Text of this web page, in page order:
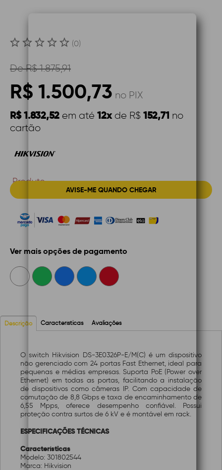
(0)
DeR$ 1.875,91
R$ 1.500,73 no PIX
R$ 1.832,52 em até 12xde R$ 152,71 no
cartão
AVISE-ME QUANDO CHEGAR
Produto
Ver mais opções de pagamento
Descrição Características Avaliações
O switch Hikvision DS-3E0326P-E/M(C) é um dispositivo
não gerenciado com 24 portas Fast Ethernet, ideal para
pequenas e médias empresas. Suporta PoE (Power over
Ethernet) em todas as portas, facilitando a instalação
de dispositivos como câmeras IP. Com capacidade de
comutação de 8,8 Gbps e taxa de encaminhamento de
6,55 Mpps, oferece desempenho confiável. Possui
proteção contra surtos de 6 kV e é montável em rack.
ESPECIFICAÇÕES TÉCNICAS
Características
Modelo: 301802544
Marca: Hikvision